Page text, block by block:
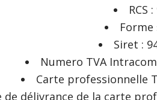
RCS
Forme
Siret :
Numero TVA
Carte professionnelle T
délivrance de la carte